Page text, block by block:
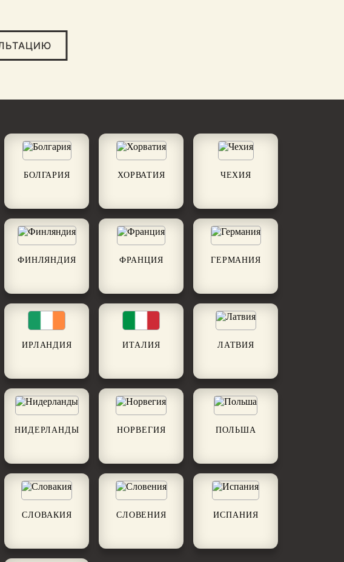
БОЛГАРИЯ ХОРВАТИЯ ЧЕХИЯ
ФИНЛЯНДИЯ ФРАНЦИЯ ГЕРМАНИЯ
ИРЛАНДИЯ ИТАЛИЯ ЛАТВИЯ
НИДЕРЛАНДЫ НОРВЕГИЯ ПОЛЬША
СЛОВАКИЯ СЛОВЕНИЯ ИСПАНИЯ